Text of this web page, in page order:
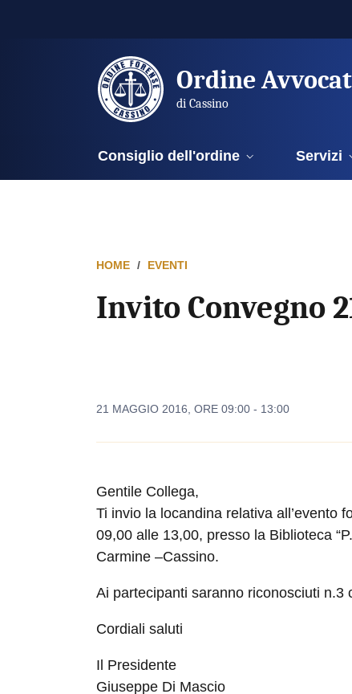
Ordine
di Cassino
Consiglio dell'ordine Servizi
HOME EVENTI
Invito Convegno
21 MAGGIO 2016, ORE 09:00 - 13:00
Gentile Collega,
Ti invio la locandina relativa all’evento
09,00 alle 13,00, presso la Biblioteca
Carmine –Cassino.
Ai partecipanti saranno riconosciuti
Cordiali saluti
Il Presidente
Giuseppe Di Mascio